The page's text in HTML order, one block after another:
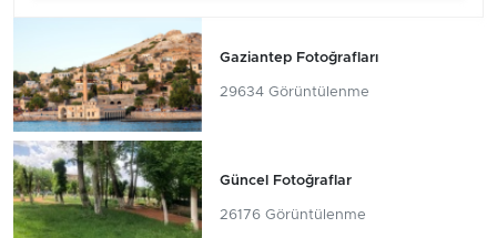
Gaziantep Fotoğrafları
29634 Görüntülenme
Güncel Fotoğraflar
26176 Görüntülenme